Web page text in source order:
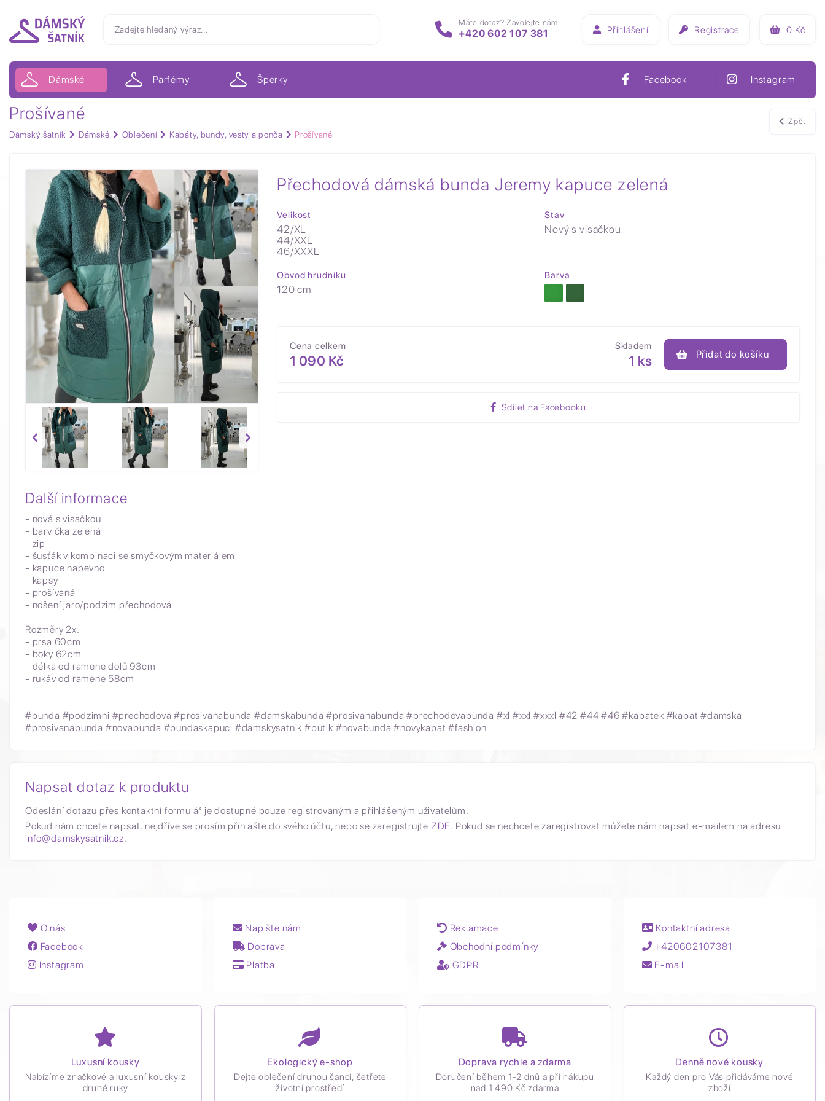
Máte dotaz? Zavolejte nám
+420 602 107 381 Přihlášení Registrace 0 Kč
Dámské Parfémy Šperky Facebook Instagram
Prošívané
Dámský šatník Dámské Oblečení Kabáty, bundy, vesty a ponča Prošívané
Zpět
Přechodová dámská bunda Jeremy kapuce zelená
Velikost
42/XL
44/XXL
46/XXXL
Stav
Nový s visačkou
Obvod hrudníku
120 cm
Barva
Cena celkem
1 090 Kč
Skladem
1 ks Přidat do košíku
Sdílet na Facebooku
Další informace
- nová s visačkou
- barvička zelená
- zip
- šusťák v kombinaci se smyčkovým materiálem
- kapuce napevno
- kapsy
- prošívaná
- nošení jaro/podzim přechodová
Rozměry 2x:
- prsa 60cm
- boky 62cm
- délka od ramene dolů 93cm
- rukáv od ramene 58cm
#bunda #podzimni #prechodova #prosivanabunda #damskabunda #prosivanabunda #prechodovabunda #xl #xxl #xxxl #42 #44 #46 #kabatek #kabat #damska
#prosivanabunda #novabunda #bundaskapuci #damskysatnik #butik #novabunda #novykabat #fashion
Napsat dotaz k produktu
Odeslání dotazu přes kontaktní formulář je dostupné pouze registrovaným a přihlášeným uživatelům.
Pokud nám chcete napsat, nejdříve se prosím přihlašte do svého účtu, nebo se zaregistrujte ZDE. Pokud se nechcete zaregistrovat můžete nám napsat e-mailem na adresu
info@damskysatnik.cz.
O nás
Facebook
Instagram
Napište nám
Doprava
Platba
Reklamace
Obchodní podmínky
GDPR
Kontaktní adresa
+420602107381
E-mail
Luxusní kousky
Nabízíme značkové a luxusní kousky z
druhé ruky
Ekologický e-shop
Dejte oblečení druhou šanci, šetřete
životní prostředí
Doprava rychle a zdarma
Doručení během 1-2 dnů a při nákupu
nad 1 490 Kč zdarma
Denně nové kousky
Každý den pro Vás přidáváme nové
zboží